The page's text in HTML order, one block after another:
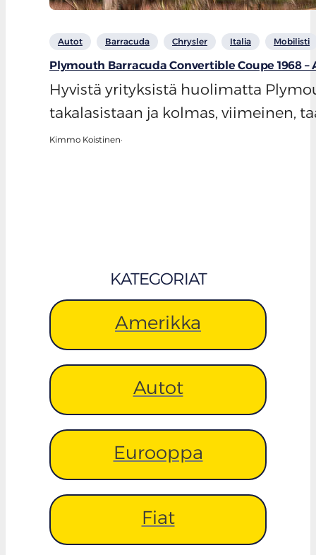
Autot Barracuda Chrysler Italia Mobilisti
Plymouth Barracuda Convertible Coupe 1968
Hyvistä yrityksistä huolimatta
takalasistaan ja kolmas, viimeinen,
Kimmo Koistinen·
KATEGORIAT
Amerikka
Autot
Eurooppa
Fiat